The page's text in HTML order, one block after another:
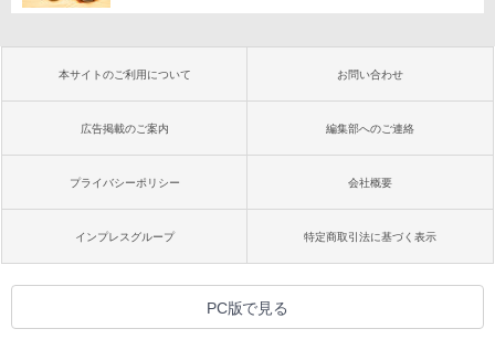
本サイトのご利用について お問い合わせ
広告掲載のご案内 編集部へのご連絡
プライバシーポリシー 会社概要
インプレスグループ 特定商取引法に基づく表示
PC版で見る